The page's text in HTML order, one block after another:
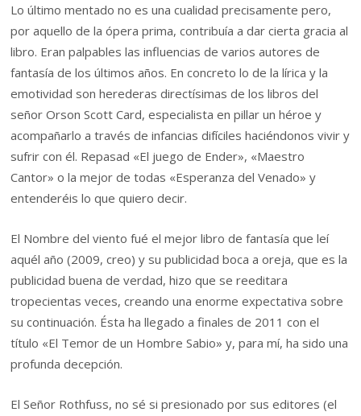
Lo último mentado no es una cualidad precisamente pero,
por aquello de la ópera prima, contribuía a dar cierta gracia al
libro. Eran palpables las influencias de varios autores de
fantasía de los últimos años. En concreto lo de la lírica y la
emotividad son herederas directísimas de los libros del
señor Orson Scott Card, especialista en pillar un héroe y
acompañarlo a través de infancias difíciles haciéndonos vivir y
sufrir con él. Repasad «El juego de Ender», «Maestro
Cantor» o la mejor de todas «Esperanza del Venado» y
entenderéis lo que quiero decir.
El Nombre del viento fué el mejor libro de fantasía que leí
aquél año (2009, creo) y su publicidad boca a oreja, que es la
publicidad buena de verdad, hizo que se reeditara
tropecientas veces, creando una enorme expectativa sobre
su continuación. Ésta ha llegado a finales de 2011 con el
título «El Temor de un Hombre Sabio» y, para mí, ha sido una
profunda decepción.
El Señor Rothfuss, no sé si presionado por sus editores (el